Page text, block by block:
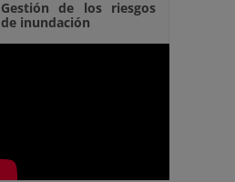
Gestión de los riesgos
de inundación